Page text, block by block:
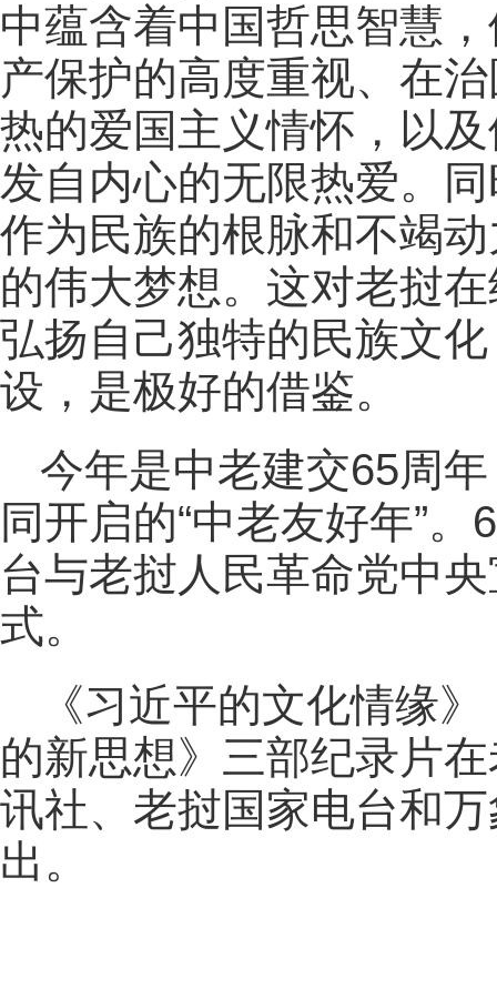
中蕴含着中国哲思智慧
产保护的高度重视、在
热的爱国主义情怀，以
发自内心的无限热爱。
作为民族的根脉和不竭
的伟大梦想。这对老挝
弘扬自己独特的民族文
设，是极好的借鉴。
今年是中老建交65周
同开启的“中老友好年”
台与老挝人民革命党中
式。
《习近平的文化情缘
的新思想》三部纪录片
讯社、老挝国家电台和
出。